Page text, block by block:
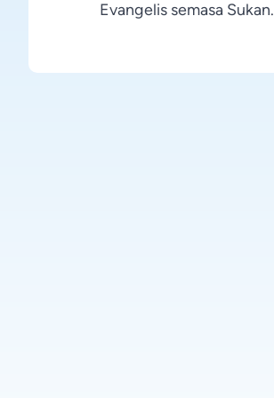
Evangelis semasa Sukan.